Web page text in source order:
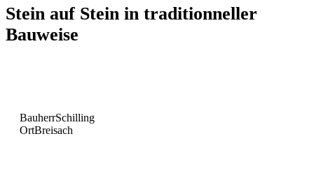
Stein auf Stein in traditionneller
Bauweise
BauherrSchilling
OrtBreisach